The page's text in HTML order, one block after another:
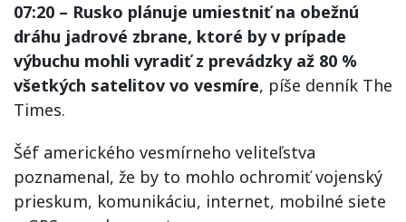
07:20 – Rusko plánuje umiestniť na obežnú
dráhu jadrové zbrane, ktoré by v prípade
výbuchu mohli vyradiť z prevádzky až 80 %
všetkých satelitov vo vesmíre, píše denník The
Times.
Šéf amerického vesmírneho veliteľstva
poznamenal, že by to mohlo ochromiť vojenský
prieskum, komunikáciu, internet, mobilné siete